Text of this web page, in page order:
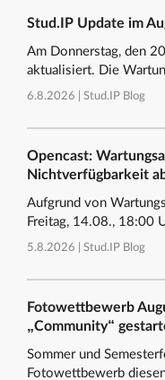
Stud.IP Update im
Am Donnerstag, den
aktualisiert. Die
6.8.2026 | Stud.IP Blog
Opencast:
Nichtverfügbarkeit
Aufgrund von
Freitag, 14.08., 18:00
5.8.2026 | Stud.IP Blog
Fotowettbewerb
„Community“
Sommer und
Fotowettbewerb